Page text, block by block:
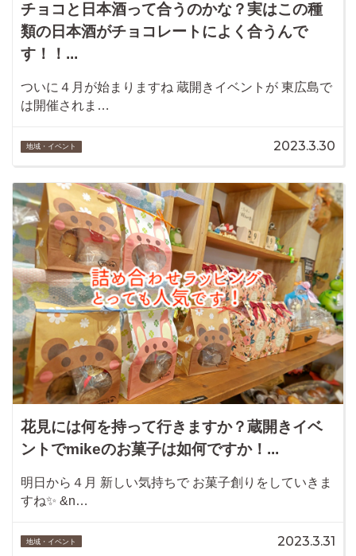
チョコと日本酒って合うのかな？実はこの種
類の日本酒がチョコレートによく合うんで
す！！...
ついに４月が始まりますね 蔵開きイベントが 東広島で
は開催されま…
地域・イベント 2023.3.30
花見には何を持って行きますか？蔵開きイベ
ントでmikeのお菓子は如何ですか！...
明日から４月 新しい気持ちで お菓子創りをしていきま
すね✨ &n…
地域・イベント 2023.3.31